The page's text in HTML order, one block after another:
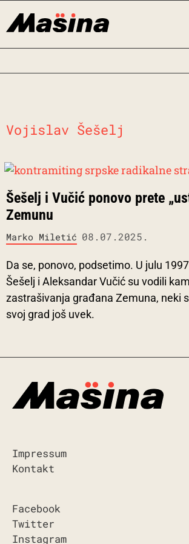
Vojislav Šešelj
Šešelj i Vučić ponovo prete
Zemunu
Marko Miletić 08.07.2025.
Da se, ponovo, podsetimo. U julu
Šešelj i Aleksandar Vučić su vodili
zastrašivanja građana Zemuna, neki
svoj grad još uvek.
Impressum
Kontakt
Facebook
Twitter
Instagram